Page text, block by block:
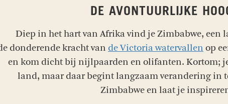
DE AVONTUURLIJKE
Diep in het hart van Afrika vind je Zimbabwe, een
donderende kracht van de Victoria watervallen op
en kom dicht bij nijlpaarden en olifanten. Kortom;
land, maar daar begint langzaam verandering in
Zimbabwe en laat je